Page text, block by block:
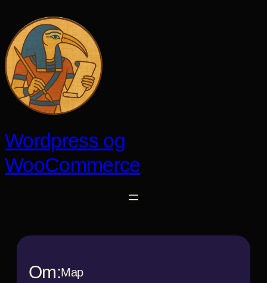
indhold
Wordpress og
WooCommerce
Om:Map